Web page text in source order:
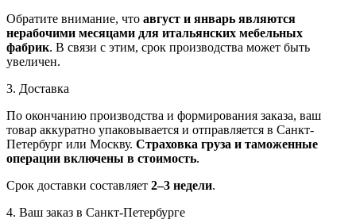
Обратите внимание, что август и январь являются
нерабочими месяцами для итальянских мебельных
фабрик. В связи с этим, срок производства может быть
увеличен.
3. Доставка
По окончанию производства и формирования заказа, ваш
товар аккуратно упаковывается и отправляется в Санкт-
Петербург или Москву. Страховка груза и таможенные
операции включены в стоимость.
Срок доставки составляет 2–3 недели.
4. Ваш заказ в Санкт-Петербурге